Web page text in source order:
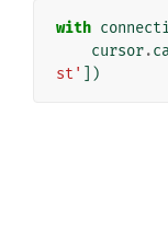
with
cursor.
st'
])